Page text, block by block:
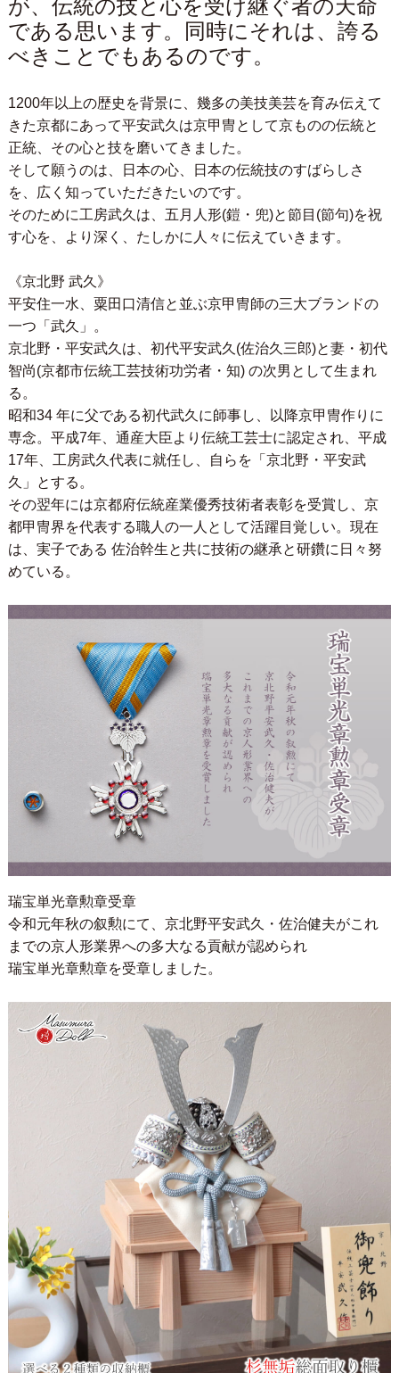
が、伝統の技と心を受け継ぐ者の天命
である思います。同時にそれは、誇る
べきことでもあるのです。
1200年以上の歴史を背景に、幾多の美技美芸を育み伝えて
きた京都にあって平安武久は京甲冑として京ものの伝統と
正統、その心と技を磨いてきました。
そして願うのは、日本の心、日本の伝統技のすばらしさ
を、広く知っていただきたいのです。
そのために工房武久は、五月人形(鎧・兜)と節目(節句)を祝
す心を、より深く、たしかに人々に伝えていきます。
《京北野 武久》
平安住一水、粟田口清信と並ぶ京甲冑師の三大ブランドの
一つ「武久」。
京北野・平安武久は、初代平安武久(佐治久三郎)と妻・初代
智尚(京都市伝統工芸技術功労者・知) の次男として生まれ
る。
昭和34 年に父である初代武久に師事し、以降京甲冑作りに
専念。平成7年、通産大臣より伝統工芸士に認定され、平成
17年、工房武久代表に就任し、自らを「京北野・平安武
久」とする。
その翌年には京都府伝統産業優秀技術者表彰を受賞し、京
都甲冑界を代表する職人の一人として活躍目覚しい。現在
は、実子である 佐治幹生と共に技術の継承と研鑽に日々努
めている。
瑞宝単光章勲章受章
令和元年秋の叙勲にて、京北野平安武久・佐治健夫がこれ
までの京人形業界への多大なる貢献が認められ
瑞宝単光章勲章を受章しました。